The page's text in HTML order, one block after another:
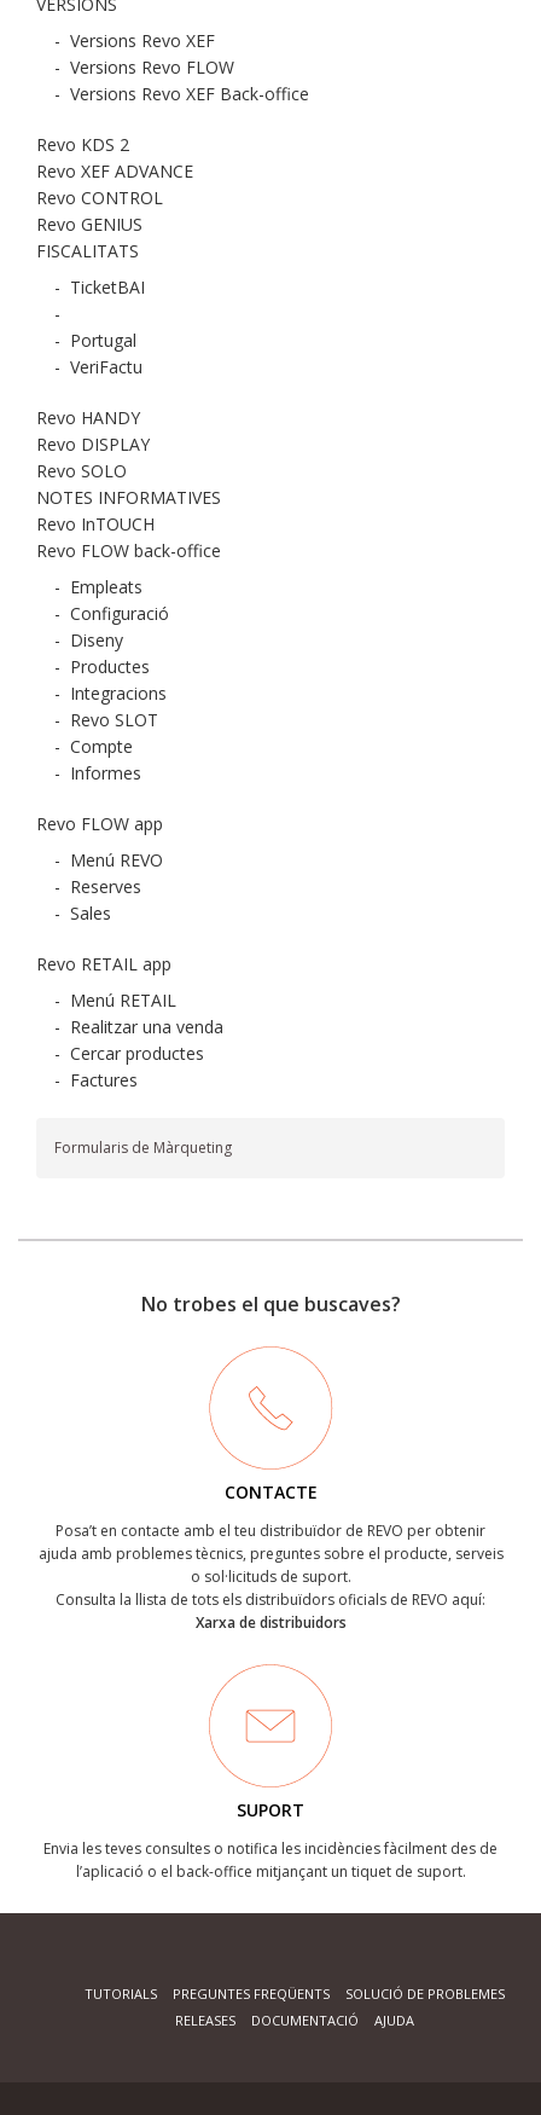
- Versions Revo XEF
- Versions Revo FLOW
- Versions Revo XEF Back-office
Revo KDS 2
Revo XEF ADVANCE
Revo CONTROL
Revo GENIUS
FISCALITATS
- TicketBAI
-
- Portugal
- VeriFactu
Revo HANDY
Revo DISPLAY
Revo SOLO
NOTES INFORMATIVES
Revo InTOUCH
Revo FLOW back-office
- Empleats
- Configuració
- Diseny
- Productes
- Integracions
- Revo SLOT
- Compte
- Informes
Revo FLOW app
- Menú REVO
- Reserves
- Sales
Revo RETAIL app
- Menú RETAIL
- Realitzar una venda
- Cercar productes
- Factures
Formularis de Màrqueting
No trobes el que buscaves?
CONTACTE
Posa’t en contacte amb el teu distribuïdor de REVO per obtenir
ajuda amb problemes tècnics, preguntes sobre el producte, serveis
o sol·licituds de suport.
Consulta la llista de tots els distribuïdors oficials de REVO aquí:
Xarxa de distribuidors
SUPORT
Envia les teves consultes o notifica les incidències fàcilment des de
l’aplicació o el back-office mitjançant un tiquet de suport.
TUTORIALS PREGUNTES FREQÜENTS
SOLUCIÓ DE PROBLEMES
RELEASES
DOCUMENTACIÓ AJUDA